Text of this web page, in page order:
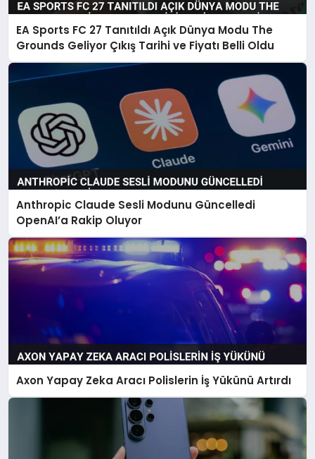
EA Sports FC 27 Tanıtıldı Açık Dünya Modu The
Grounds Geliyor Çıkış Tarihi ve Fiyatı Belli Oldu
Anthropic Claude Sesli Modunu Güncelledi
OpenAI’a Rakip Oluyor
Axon Yapay Zeka Aracı Polislerin İş Yükünü Artırdı